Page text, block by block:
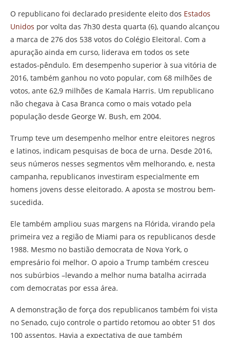
O republicano foi declarado presidente eleito dos Estados
Unidos por volta das 7h30 desta quarta (6), quando alcançou
a marca de 276 dos 538 votos do Colégio Eleitoral. Com a
apuração ainda em curso, liderava em todos os sete
estados-pêndulo. Em desempenho superior à sua vitória de
2016, também ganhou no voto popular, com 68 milhões de
votos, ante 62,9 milhões de Kamala Harris. Um republicano
não chegava à Casa Branca como o mais votado pela
população desde George W. Bush, em 2004.
Trump teve um desempenho melhor entre eleitores negros
e latinos, indicam pesquisas de boca de urna. Desde 2016,
seus números nesses segmentos vêm melhorando, e, nesta
campanha, republicanos investiram especialmente em
homens jovens desse eleitorado. A aposta se mostrou bem-
sucedida.
Ele também ampliou suas margens na Flórida, virando pela
primeira vez a região de Miami para os republicanos desde
1988. Mesmo no bastião democrata de Nova York, o
empresário foi melhor. O apoio a Trump também cresceu
nos subúrbios –levando a melhor numa batalha acirrada
com democratas por essa área.
A demonstração de força dos republicanos também foi vista
no Senado, cujo controle o partido retomou ao obter 51 dos
100 assentos. Havia a expectativa de que também